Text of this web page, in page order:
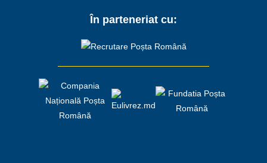
În parteneriat cu: